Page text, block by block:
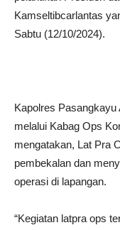
Kamseltibcarlantas
Sabtu (12/10/2024).
Kapolres Pasangkayu
melalui Kabag Ops
mengatakan, Lat Pra
pembekalan dan
operasi di lapangan.
“Kegiatan latpra ops